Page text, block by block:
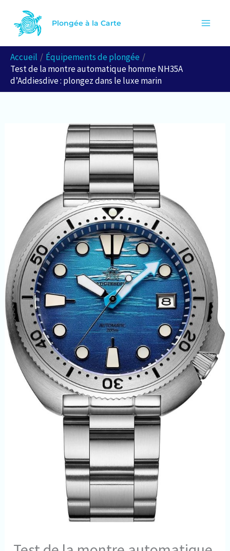
contenu
Plongée à la Carte
Accueil
Équipements de plongée
Test de la montre automatique homme NH35A
d’Addiesdive : plongez dans le luxe marin
e
h
e
r